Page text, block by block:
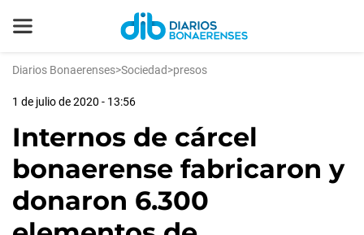
Diarios Bonaerenses>Sociedad>presos
1 de julio de 2020 - 13:56
Internos de cárcel
bonaerense fabricaron y
donaron 6.300